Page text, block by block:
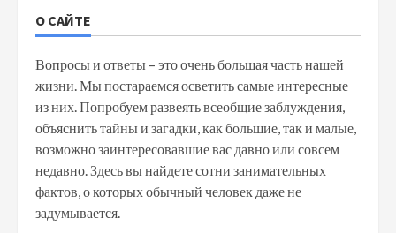
О САЙТЕ
Вопросы и ответы – это очень большая часть нашей
жизни. Мы постараемся осветить самые интересные
из них. Попробуем развеять всеобщие заблуждения,
объяснить тайны и загадки, как большие, так и малые,
возможно заинтересовавшие вас давно или совсем
недавно. Здесь вы найдете сотни занимательных
фактов, о которых обычный человек даже не
задумывается.